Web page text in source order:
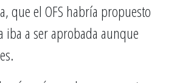
que el OFS habría propuesto
iba a ser aprobada aunque